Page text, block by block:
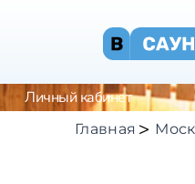
Личный кабинет
Главная